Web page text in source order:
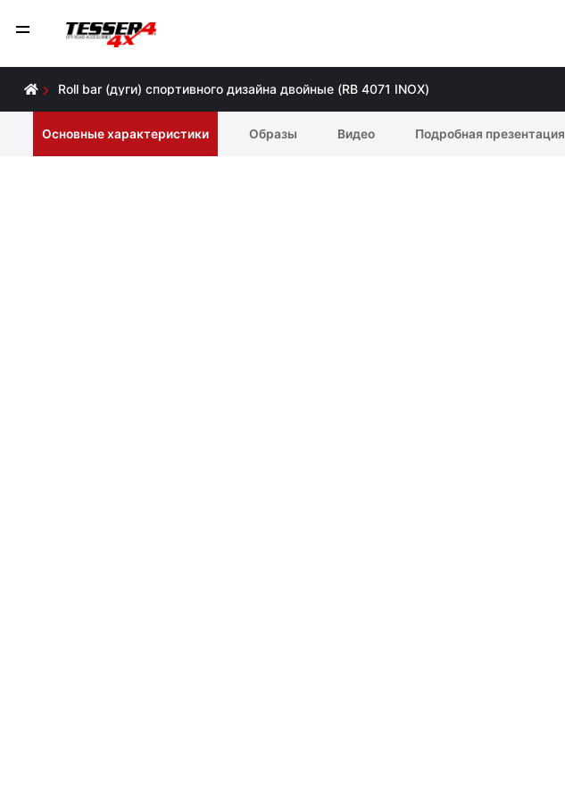
Roll bar (дуги) спортивного дизайна двойные (RB 4071 INOX)
Основные характеристики Образы Видео Подробная презентация